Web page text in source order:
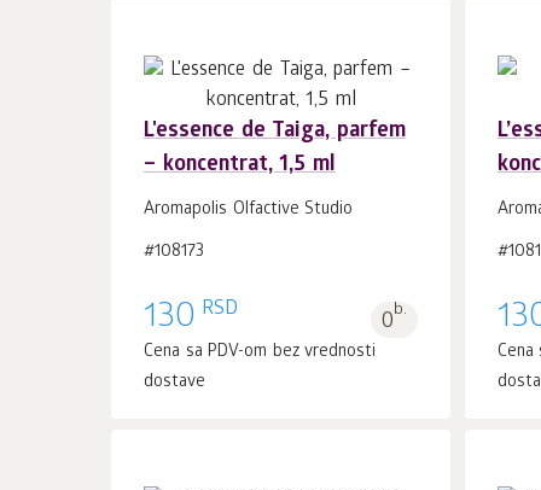
L'essence de Taiga, parfem
– koncentrat, 1,5 ml
Aromapolis Olfactive Studio
#108173
130 RSD 0b.
Cena sa PDV-om bez vrednosti
dostave